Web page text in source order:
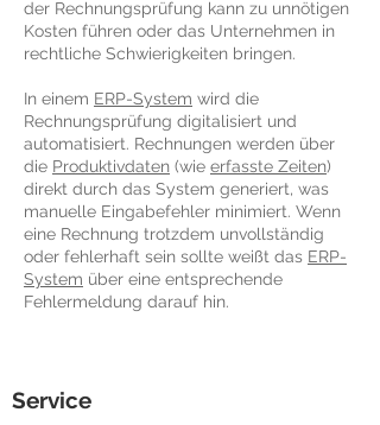
der Rechnungsprüfung kann zu unnötigen
Kosten führen oder das Unternehmen in
rechtliche Schwierigkeiten bringen.
In einem ERP-System wird die
Rechnungsprüfung digitalisiert und
automatisiert. Rechnungen werden über
die Produktivdaten (wie erfasste Zeiten)
direkt durch das System generiert, was
manuelle Eingabefehler minimiert. Wenn
eine Rechnung trotzdem unvollständig
oder fehlerhaft sein sollte weißt das ERP-
System über eine entsprechende
Fehlermeldung darauf hin.
Service